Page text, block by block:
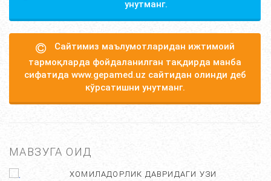
унутманг.
Сайтимиз маълумотларидан ижтимоий
тармоқларда фойдаланилган тақдирда манба
сифатида www.gepamed.uz сайтидан олинди деб
кўрсатишни унутманг.
МАВЗУГА ОИД
ХОМИЛАДОРЛИК ДАВРИДАГИ УЗИ